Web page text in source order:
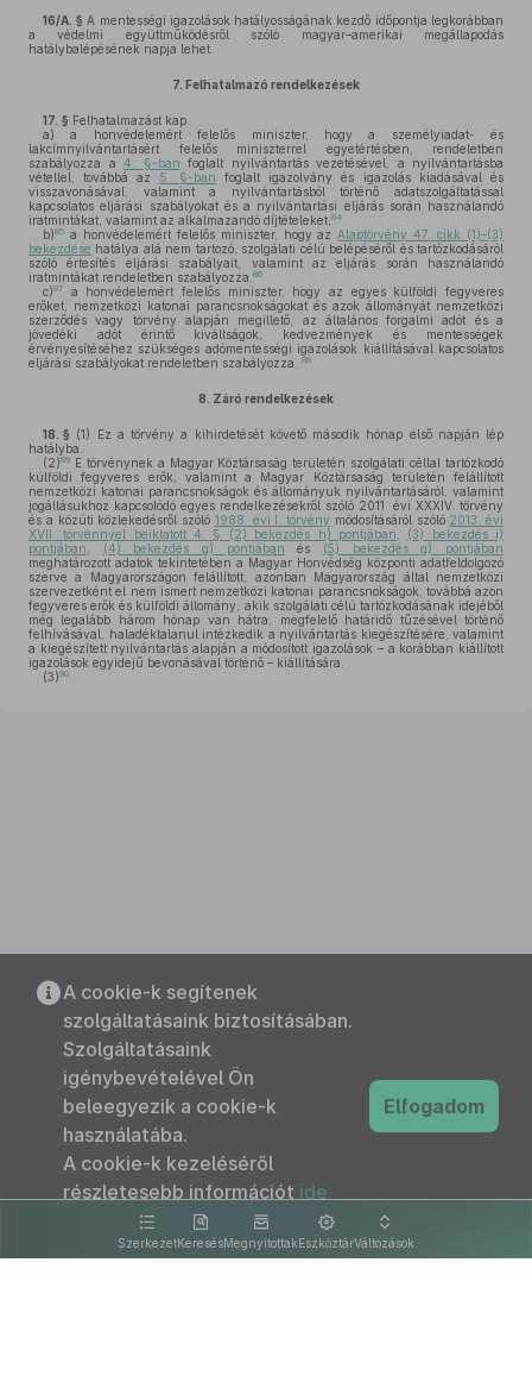
16/A. § A mentességi igazolások hatályosságának kezdő időpontja legkorábban
a védelmi együttműködésről szóló magyar–amerikai megállapodás
hatálybalépésének napja lehet.
7. Felhatalmazó rendelkezések
17. § Felhatalmazást kap
a) a honvédelemért felelős miniszter, hogy a személyiadat- és
lakcímnyilvántartásért felelős miniszterrel egyetértésben, rendeletben
szabályozza a 4. §-ban foglalt nyilvántartás vezetésével, a nyilvántartásba
vétellel, továbbá az 5. §-ban foglalt igazolvány és igazolás kiadásával és
visszavonásával, valamint a nyilvántartásból történő adatszolgáltatással
kapcsolatos eljárási szabályokat és a nyilvántartási eljárás során használandó
iratmintákat, valamint az alkalmazandó díjtételeket, 84
b)85 a honvédelemért felelős miniszter, hogy az Alaptörvény 47. cikk (1)–(3)
bekezdése hatálya alá nem tartozó, szolgálati célú belépéséről és tartózkodásáról
szóló értesítés eljárási szabályait, valamint az eljárás során használandó
iratmintákat rendeletben szabályozza. 86
c)87
a honvédelemért felelős miniszter, hogy az egyes külföldi fegyveres
erőket, nemzetközi katonai parancsnokságokat és azok állományát nemzetközi
szerződés vagy törvény alapján megillető, az általános forgalmi adót és a
jövedéki adót érintő kiváltságok, kedvezmények és mentességek
érvényesítéséhez szükséges adómentességi igazolások kiállításával kapcsolatos
eljárási szabályokat rendeletben szabályozza.
88
8. Záró rendelkezések
18. § (1)
Ez a törvény a kihirdetését követő második hónap első napján lép
hatályba.
(2)89 E törvénynek a Magyar Köztársaság területén szolgálati céllal tartózkodó
külföldi fegyveres erők, valamint a Magyar Köztársaság területén felállított
nemzetközi katonai parancsnokságok és állományuk nyilvántartásáról, valamint
jogállásukhoz kapcsolódó egyes rendelkezésekről szóló 2011. évi XXXIV. törvény
és a közúti közlekedésről szóló 1988. évi I. törvény módosításáról szóló 2013. évi
XVII. törvénnyel beiktatott 4. § (2) bekezdés h) pontjában
(3) bekezdés i)
pontjában
(4) bekezdés g) pontjában és (5) bekezdés g) pontjában
meghatározott adatok tekintetében a Magyar Honvédség központi adatfeldolgozó
szerve a Magyarországon felállított, azonban Magyarország által nemzetközi
szervezetként el nem ismert nemzetközi katonai parancsnokságok, továbbá azon
fegyveres erők és külföldi állomány, akik szolgálati célú tartózkodásának idejéből
még legalább három hónap van hátra, megfelelő határidő tűzésével történő
felhívásával, haladéktalanul intézkedik a nyilvántartás kiegészítésére, valamint
a kiegészített nyilvántartás alapján a módosított igazolások – a korábban kiállított
igazolások egyidejű bevonásával történő – kiállítására.
(3)90
SzerkezetKeresésMegnyitottakEszköztárVáltozások
A cookie-k segítenek
szolgáltatásaink biztosításában.
Szolgáltatásaink
igénybevételével Ön
beleegyezik a cookie-k
használatába.
A cookie-k kezeléséről
részletesebb információt ide
kattintva olvashat.
Elfogadom